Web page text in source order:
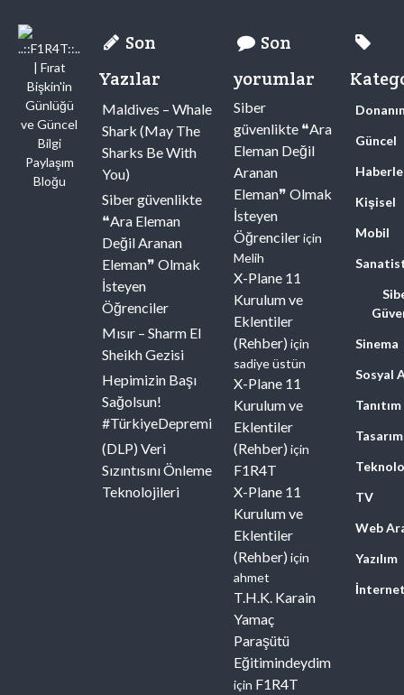
Son
Yazılar
Maldives – Whale
Shark (May The
Sharks Be With
You)
Siber güvenlikte
❝Ara Eleman
Değil Aranan
Eleman❞ Olmak
İsteyen
Öğrenciler
Mısır – Sharm El
Sheikh Gezisi
Hepimizin Başı
Sağolsun!
#TürkiyeDepremi
(DLP) Veri
Sızıntısını Önleme
Teknolojileri
Son
yorumlar
Siber
güvenlikte ❝Ara
Eleman Değil
Aranan
Eleman❞ Olmak
İsteyen
Öğrencileriçin
Melih
X-Plane 11
Kurulum ve
Eklentiler
(Rehber) için
sadiye üstün
X-Plane 11
Kurulum ve
Eklentiler
(Rehber) için
F1R4T
X-Plane 11
Kurulum ve
Eklentiler
(Rehber) için
ahmet
T.H.K. Karain
Yamaç
Paraşütü
Eğitimindeydim
için F1R4T
Güncel
Kişisel
Mobil
Sinema
Sosyal
Tanıtım
Tasarım
TV
Web
Yazılım